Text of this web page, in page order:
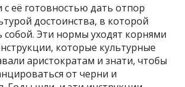
с её готовностью дать отпор
достоинства, в которой
собой. Эти нормы уходят корнями
которые культурные
аристократам и знати, чтобы
от черни и